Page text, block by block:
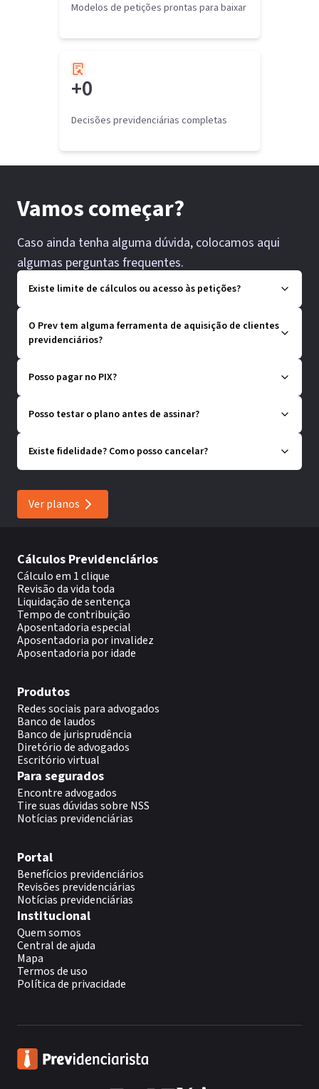
Modelos de petições prontas para baixar
+0
Decisões previdenciárias completas
Vamos começar?
Caso ainda tenha alguma dúvida, colocamos aqui
algumas perguntas frequentes.
Existe limite de cálculos ou acesso às petições?
O Prev tem alguma ferramenta de aquisição de clientes
previdenciários?
Posso pagar no PIX?
Posso testar o plano antes de assinar?
Existe fidelidade? Como posso cancelar?
Ver planos
Cálculos Previdenciários
Cálculo em 1 clique
Revisão da vida toda
Liquidação de sentença
Tempo de contribuição
Aposentadoria especial
Aposentadoria por invalidez
Aposentadoria por idade
Produtos
Redes sociais para advogados
Banco de laudos
Banco de jurisprudência
Diretório de advogados
Escritório virtual
Para segurados
Encontre advogados
Tire suas dúvidas sobre NSS
Notícias previdenciárias
Portal
Benefícios previdenciários
Revisões previdenciárias
Notícias previdenciárias
Institucional
Quem somos
Central de ajuda
Mapa
Termos de uso
Política de privacidade